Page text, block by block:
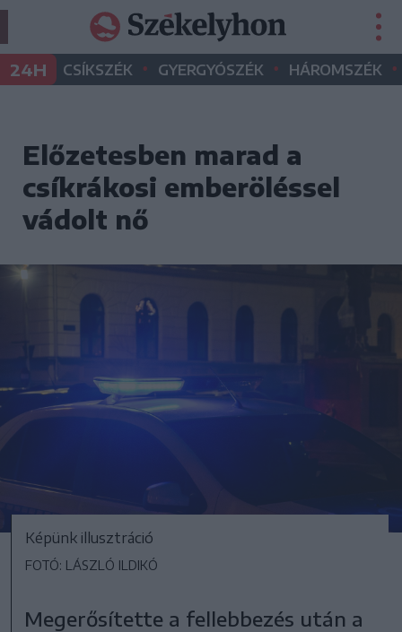
24H CSÍKSZÉK • GYERGYÓSZÉK • HÁROMSZÉK •
Előzetesben marad a
csíkrákosi emberöléssel
vádolt nő
Képünk illusztráció
FOTÓ: LÁSZLÓ ILDIKÓ
Megerősítette a fellebbezés után a